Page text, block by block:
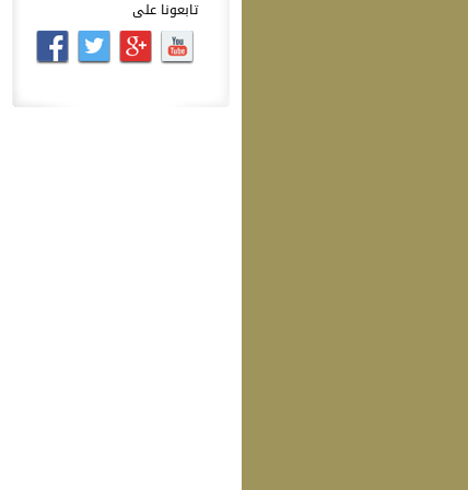
تابعونا على